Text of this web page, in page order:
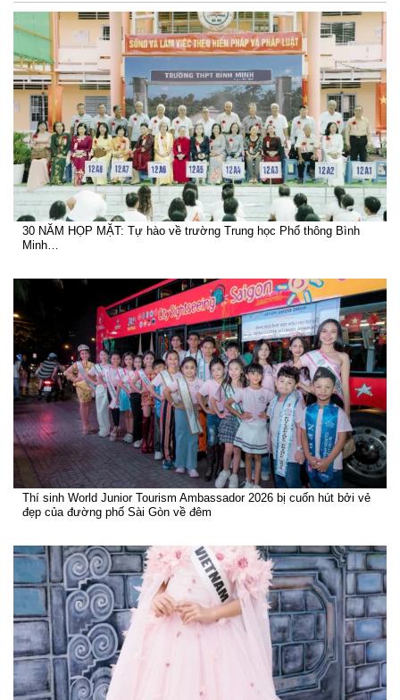
30 NĂM HỌP MẶT: Tự hào về trường Trung học Phổ thông Bình
Minh…
Thí sinh World Junior Tourism Ambassador 2026 bị cuốn hút bởi vẻ
đẹp của đường phố Sài Gòn về đêm